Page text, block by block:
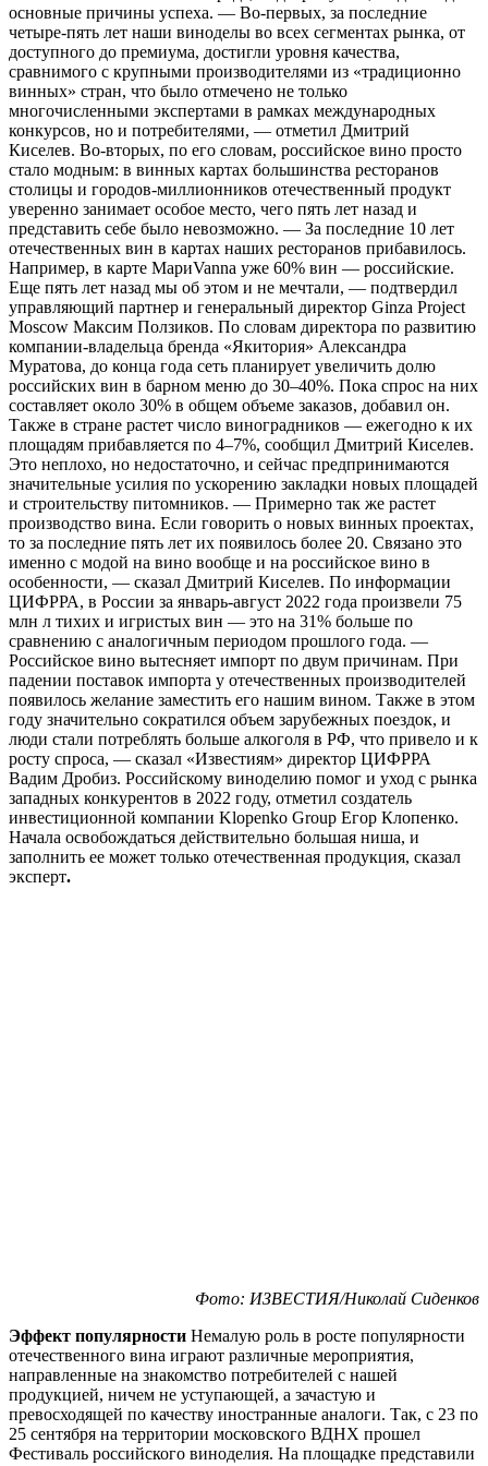
основные причины успеха. — Во-первых, за последние
четыре-пять лет наши виноделы во всех сегментах рынка, от
доступного до премиума, достигли уровня качества,
сравнимого с крупными производителями из «традиционно
винных» стран, что было отмечено не только
многочисленными экспертами в рамках международных
конкурсов, но и потребителями, — отметил Дмитрий
Киселев. Во-вторых, по его словам, российское вино просто
стало модным: в винных картах большинства ресторанов
столицы и городов-миллионников отечественный продукт
уверенно занимает особое место, чего пять лет назад и
представить себе было невозможно. — За последние 10 лет
отечественных вин в картах наших ресторанов прибавилось.
Например, в карте МариVanna уже 60% вин — российские.
Еще пять лет назад мы об этом и не мечтали, — подтвердил
управляющий партнер и генеральный директор Ginza Project
Moscow Максим Ползиков. По словам директора по развитию
компании-владельца бренда «Якитория» Александра
Муратова, до конца года сеть планирует увеличить долю
российских вин в барном меню до 30–40%. Пока спрос на них
составляет около 30% в общем объеме заказов, добавил он.
Также в стране растет число виноградников — ежегодно к их
площадям прибавляется по 4–7%, сообщил Дмитрий Киселев.
Это неплохо, но недостаточно, и сейчас предпринимаются
значительные усилия по ускорению закладки новых площадей
и строительству питомников. — Примерно так же растет
производство вина. Если говорить о новых винных проектах,
то за последние пять лет их появилось более 20. Связано это
именно с модой на вино вообще и на российское вино в
особенности, — сказал Дмитрий Киселев. По информации
ЦИФРРА, в России за январь-август 2022 года произвели 75
млн л тихих и игристых вин — это на 31% больше по
сравнению с аналогичным периодом прошлого года. —
Российское вино вытесняет импорт по двум причинам. При
падении поставок импорта у отечественных производителей
появилось желание заместить его нашим вином. Также в этом
году значительно сократился объем зарубежных поездок, и
люди стали потреблять больше алкоголя в РФ, что привело и к
росту спроса, — сказал «Известиям» директор ЦИФРРА
Вадим Дробиз. Российскому виноделию помог и уход с рынка
западных конкурентов в 2022 году, отметил создатель
инвестиционной компании Klopenko Group Егор Клопенко.
Начала освобождаться действительно большая ниша, и
заполнить ее может только отечественная продукция, сказал
эксперт.
Фото: ИЗВЕСТИЯ/Николай Сиденков
Эффект популярности Немалую роль в росте популярности
отечественного вина играют различные мероприятия,
направленные на знакомство потребителей с нашей
продукцией, ничем не уступающей, а зачастую и
превосходящей по качеству иностранные аналоги. Так, с 23 по
25 сентября на территории московского ВДНХ прошел
Фестиваль российского виноделия. На площадке представили